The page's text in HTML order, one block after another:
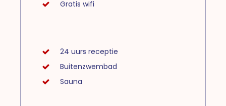
Gratis wifi
24 uurs receptie
Buitenzwembad
Sauna